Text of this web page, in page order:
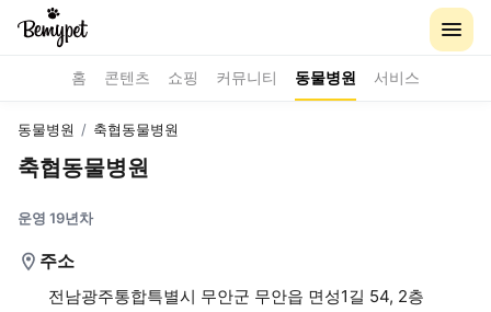
홈 콘텐츠 쇼핑 커뮤니티 동물병원 서비스
동물병원 / 축협동물병원
축협동물병원
운영 19년차
주소
전남광주통합특별시 무안군 무안읍 면성1길 54, 2층